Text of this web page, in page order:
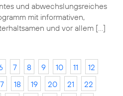
und abwechslungsreiches
mit informativen,
und vor allem […]
7 8 9 10 11
12
18 19 20 21
22